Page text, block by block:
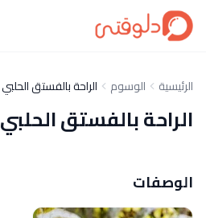
الرئيسية الوسوم الراحة بالفستق الحلبي
الراحة بالفستق الحلبي
الوصفات